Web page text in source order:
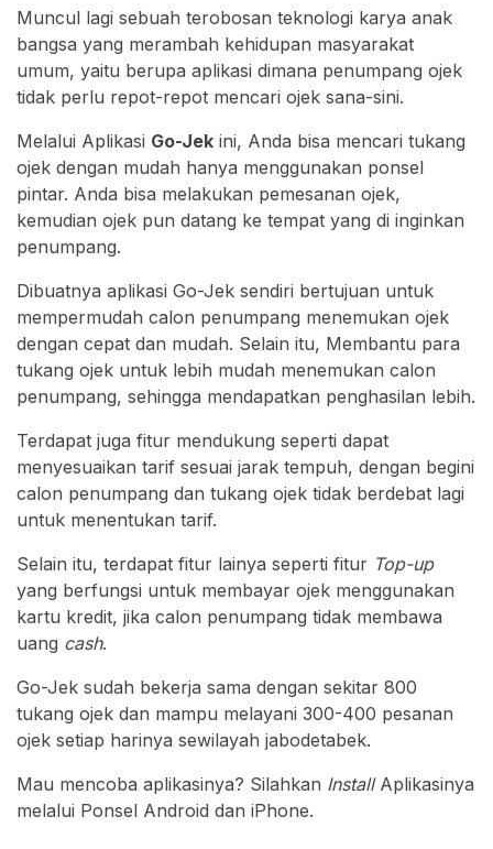
Muncul lagi sebuah terobosan teknologi karya anak
bangsa yang merambah kehidupan masyarakat
umum, yaitu berupa aplikasi dimana penumpang ojek
tidak perlu repot-repot mencari ojek sana-sini.
Melalui Aplikasi Go-Jek ini, Anda bisa mencari tukang
ojek dengan mudah hanya menggunakan ponsel
pintar. Anda bisa melakukan pemesanan ojek,
kemudian ojek pun datang ke tempat yang di inginkan
penumpang.
Dibuatnya aplikasi Go-Jek sendiri bertujuan untuk
mempermudah calon penumpang menemukan ojek
dengan cepat dan mudah. Selain itu, Membantu para
tukang ojek untuk lebih mudah menemukan calon
penumpang, sehingga mendapatkan penghasilan lebih.
Terdapat juga fitur mendukung seperti dapat
menyesuaikan tarif sesuai jarak tempuh, dengan begini
calon penumpang dan tukang ojek tidak berdebat lagi
untuk menentukan tarif.
Selain itu, terdapat fitur lainya seperti fitur Top-up
yang berfungsi untuk membayar ojek menggunakan
kartu kredit, jika calon penumpang tidak membawa
uang cash.
Go-Jek sudah bekerja sama dengan sekitar 800
tukang ojek dan mampu melayani 300-400 pesanan
ojek setiap harinya sewilayah jabodetabek.
Mau mencoba aplikasinya? Silahkan InstallAplikasinya
melalui Ponsel Android dan iPhone.